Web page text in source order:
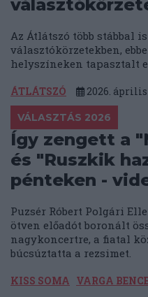
Az Átlátszó több stábbal
választókörzetekben,
helyszíneken tapasztalt
ÁTLÁTSZÓ 2026. április
VÁLASZTÁS 2026
Így zengett a
és "Ruszkik
pénteken -
Puzsér Róbert Polgári
ötven előadót boronált
nagykoncertre, a fiatal
búcsúztatta a rezsimet.
KISS SOMA VARGA